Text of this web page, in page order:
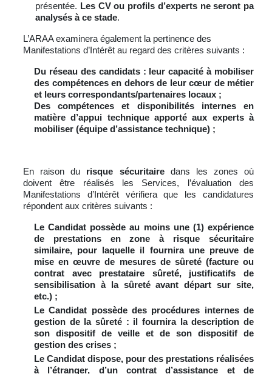
présentée. Les CV ou profils d’experts ne seront pa
analysés à ce stade.
L’ARAA examinera également la pertinence des
Manifestations d’Intérêt au regard des critères suivants :
Du réseau des candidats : leur capacité à mobiliser
des compétences en dehors de leur cœur de métier
et leurs correspondants/partenaires locaux ;
Des compétences et disponibilités internes en
matière d’appui technique apporté aux experts à
mobiliser (équipe d’assistance technique) ;
En raison du risque sécuritairedans les zones où
doivent être réalisés les Services, l’évaluation des
Manifestations d’Intérêt vérifiera que les candidatures
répondent aux critères suivants :
Le Candidat possède au moins une (1) expérience
de prestations en zone à risque sécuritaire
similaire, pour laquelle il fournira une preuve de
mise en œuvre de mesures de sûreté (facture ou
contrat avec prestataire sûreté, justificatifs de
sensibilisation à la sûreté avant départ sur site,
etc.) ;
Le Candidat possède des procédures internes de
gestion de la sûreté : il fournira la description de
son dispositif de veille et de son dispositif de
gestion des crises ;
Le Candidat dispose, pour des prestations réalisées
à l’étranger, d’un contrat d’assistance et de